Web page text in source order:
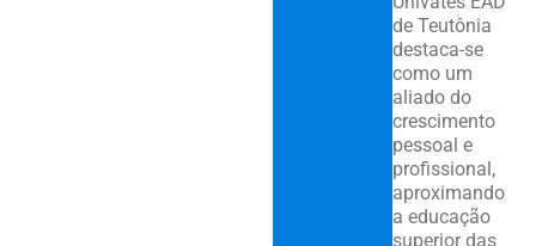
de Teutônia
destaca-se
como um
aliado do
crescimento
pessoal e
profissional,
aproximando
a educação
superior das